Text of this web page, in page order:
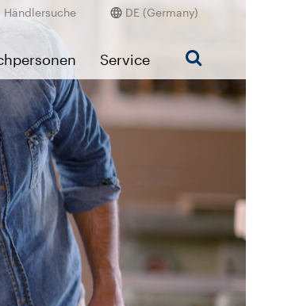
Händlersuche DE (Germany)
Service